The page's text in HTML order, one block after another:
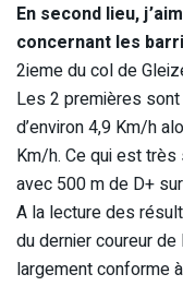
En second lieu,
concernant les
2ieme du col de
Les 2 premières
d’environ 4,9 Km/h
Km/h. Ce qui est
avec 500 m de D+
A la lecture des
du dernier coureur
largement conforme